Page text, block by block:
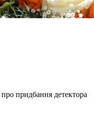
придбання детектора